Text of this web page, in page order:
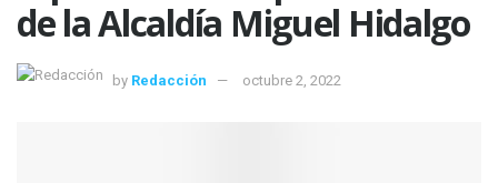
de la Alcaldía Miguel Hidalgo
by Redacción octubre 2, 2022